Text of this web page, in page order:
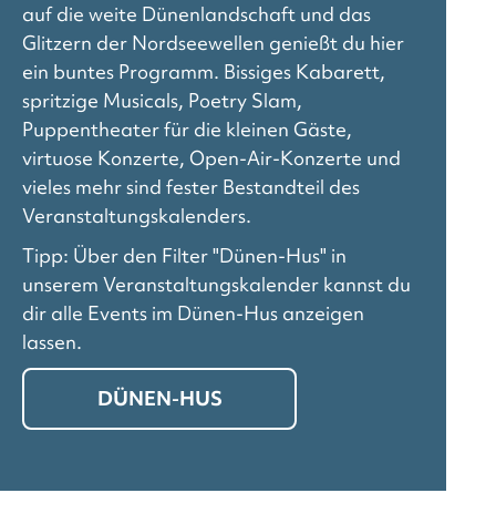
auf die weite Dünenlandschaft und das
Glitzern der Nordseewellen genießt du hier
ein buntes Programm. Bissiges Kabarett,
spritzige Musicals, Poetry Slam,
Puppentheater für die kleinen Gäste,
virtuose Konzerte, Open-Air-Konzerte und
vieles mehr sind fester Bestandteil des
Veranstaltungskalenders.
Tipp: Über den Filter "Dünen-Hus" in
unserem Veranstaltungskalender kannst du
dir alle Events im Dünen-Hus anzeigen
lassen.
DÜNEN-HUS